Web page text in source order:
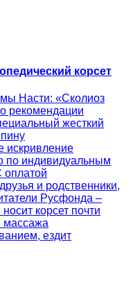
корсет
Насти: «Сколиоз
рекомендации
жесткий
искривление
по индивидуальным
оплатой
и родственники,
Русфонда –
корсет почти
массажа
ездит